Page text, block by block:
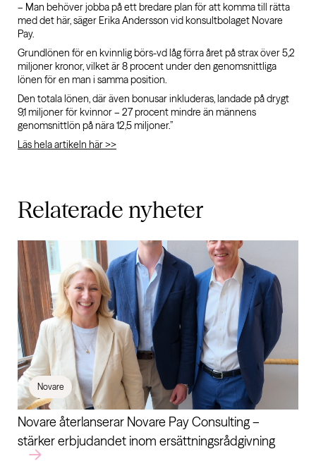
– Man behöver jobba på ett bredare plan för att komma till rätta
med det här, säger Erika Andersson vid konsultbolaget Novare
Pay.
Grundlönen för en kvinnlig börs-vd låg förra året på strax över 5,2
miljoner kronor, vilket är 8 procent under den genomsnittliga
lönen för en man i samma position.
Den totala lönen, där även bonusar inkluderas, landade på drygt
9,1 miljoner för kvinnor – 27 procent mindre än männens
genomsnittlön på nära 12,5 miljoner.”
Läs hela artikeln här >>
Relaterade nyheter
Novare
Novare återlanserar Novare Pay Consulting –
stärker erbjudandet inom ersättningsrådgivning